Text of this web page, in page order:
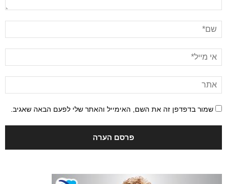
שמור בדפדפן זה את השם, האימייל והאתר שלי לפעם הבאה שאגיב.